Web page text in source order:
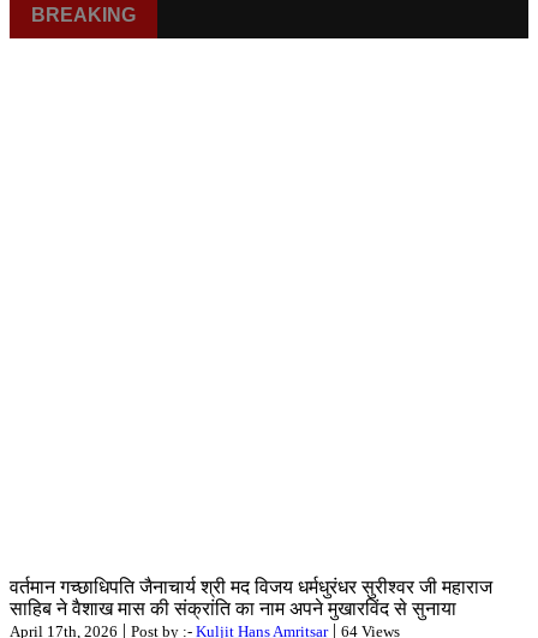
BREAKING
वर्तमान गच्छाधिपति जैनाचार्य श्री मद विजय धर्मधुरंधर सुरीश्वर जी महाराज
साहिब ने वैशाख मास की संक्रांति का नाम अपने मुखारविंद से सुनाया
April 17th, 2026 | Post by :- Kuljit Hans Amritsar| 64 Views